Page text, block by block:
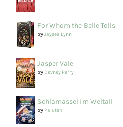
For Whom the Belle Tolls
byJaysea Lynn
Jasper Vale
by Devney Perry
Schlamassel im Weltall
by Paluten